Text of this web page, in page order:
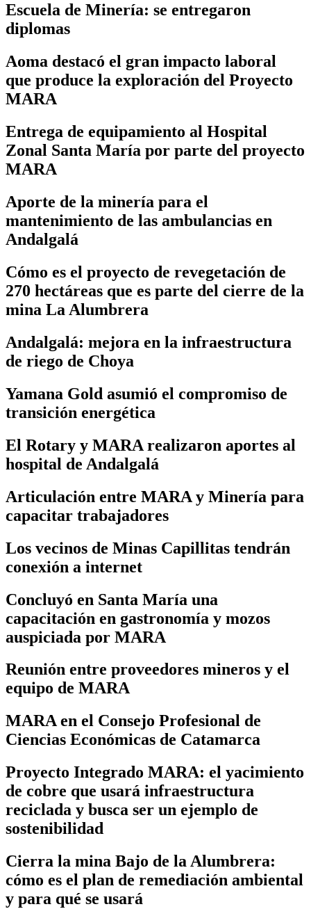
Escuela de Minería: se entregaron
diplomas
Aoma destacó el gran impacto laboral
que produce la exploración del Proyecto
MARA
Entrega de equipamiento al Hospital
Zonal Santa María por parte del proyecto
MARA
Aporte de la minería para el
mantenimiento de las ambulancias en
Andalgalá
Cómo es el proyecto de revegetación de
270 hectáreas que es parte del cierre de la
mina La Alumbrera
Andalgalá: mejora en la infraestructura
de riego de Choya
Yamana Gold asumió el compromiso de
transición energética
El Rotary y MARA realizaron aportes al
hospital de Andalgalá
Articulación entre MARA y Minería para
capacitar trabajadores
Los vecinos de Minas Capillitas tendrán
conexión a internet
Concluyó en Santa María una
capacitación en gastronomía y mozos
auspiciada por MARA
Reunión entre proveedores mineros y el
equipo de MARA
MARA en el Consejo Profesional de
Ciencias Económicas de Catamarca
Proyecto Integrado MARA: el yacimiento
de cobre que usará infraestructura
reciclada y busca ser un ejemplo de
sostenibilidad
Cierra la mina Bajo de la Alumbrera:
cómo es el plan de remediación ambiental
y para qué se usará